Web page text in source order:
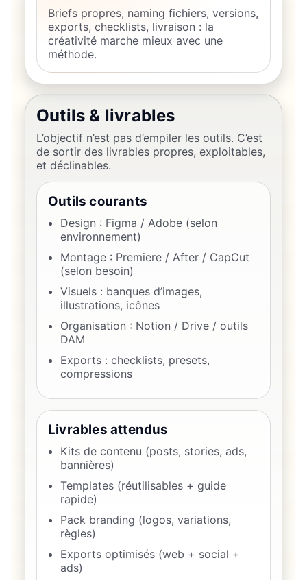
Briefs propres, naming fichiers, versions,
exports, checklists, livraison : la
créativité marche mieux avec une
méthode.
Outils & livrables
L’objectif n’est pas d’empiler les outils. C’est
de sortir des livrables propres, exploitables,
et déclinables.
Outils courants
Design : Figma / Adobe (selon
environnement)
Montage : Premiere / After / CapCut
(selon besoin)
Visuels : banques d’images,
illustrations, icônes
Organisation : Notion / Drive / outils
DAM
Exports : checklists, presets,
compressions
Livrables attendus
Kits de contenu (posts, stories, ads,
bannières)
Templates (réutilisables + guide
rapide)
Pack branding (logos, variations,
règles)
Exports optimisés (web + social +
ads)